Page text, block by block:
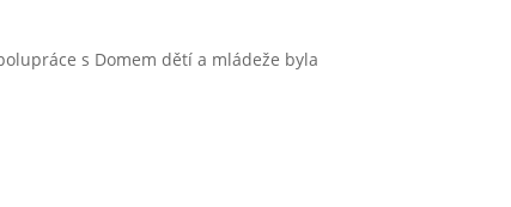
s Domem dětí a mládeže byla